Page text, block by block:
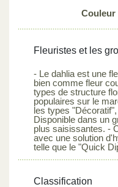
Couleur
Fleuristes et les
- Le dahlia est une
bien comme fleur
types de structure
populaires sur le
les types
Disponible dans un
plus saisissantes. -
avec une solution
telle que le "Quick
Classification